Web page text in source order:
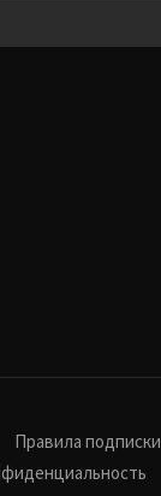
Правила подписки